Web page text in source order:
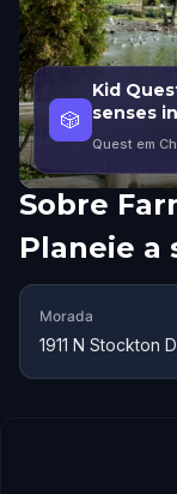
🎲
Kid
senses
Quest em
Sobre
Planeie a
Morada
1911 N Stockton